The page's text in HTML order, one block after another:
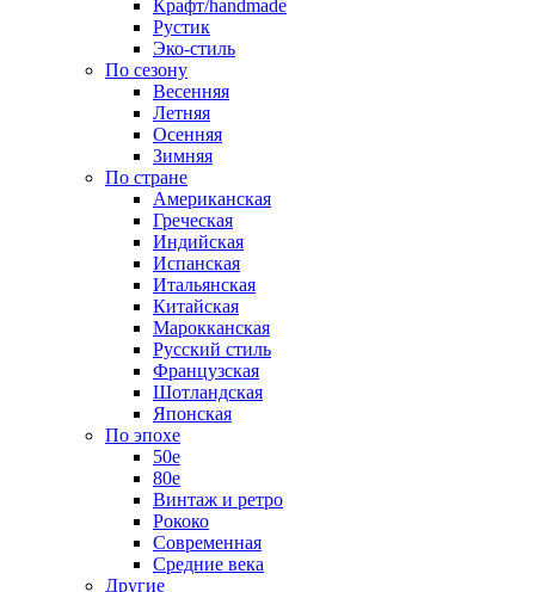
Крафт/handmade
Рустик
Эко-стиль
По сезону
Весенняя
Летняя
Осенняя
Зимняя
По стране
Американская
Греческая
Индийская
Испанская
Итальянская
Китайская
Марокканская
Русский стиль
Французская
Шотландская
Японская
По эпохе
50е
80е
Винтаж и ретро
Рококо
Современная
Средние века
Другие